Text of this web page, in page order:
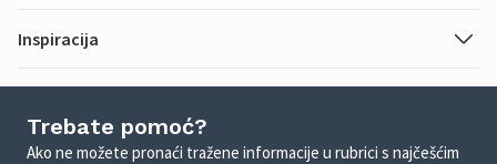
Inspiracija
Trebate pomoć?
Ako ne možete pronaći tražene informacije u rubrici s najčešćim